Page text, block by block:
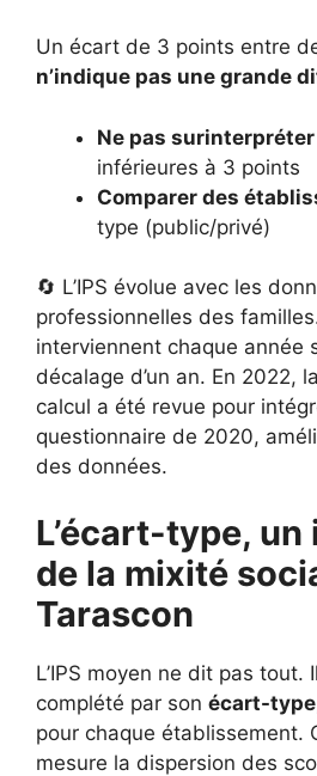
Un écart de 3 points entre
n’indique pas une grande
Ne pas
inférieures à 3 points
Comparer des
type (public/privé)
🔄 L’IPS évolue avec les
professionnelles des
interviennent chaque année
décalage d’un an. En 2022,
calcul a été revue pour
questionnaire de 2020,
des données.
L’écart-type,
de la mixité
Tarascon
L’IPS moyen ne dit pas tout.
complété par son écart-type
pour chaque établissement.
mesure la dispersion des